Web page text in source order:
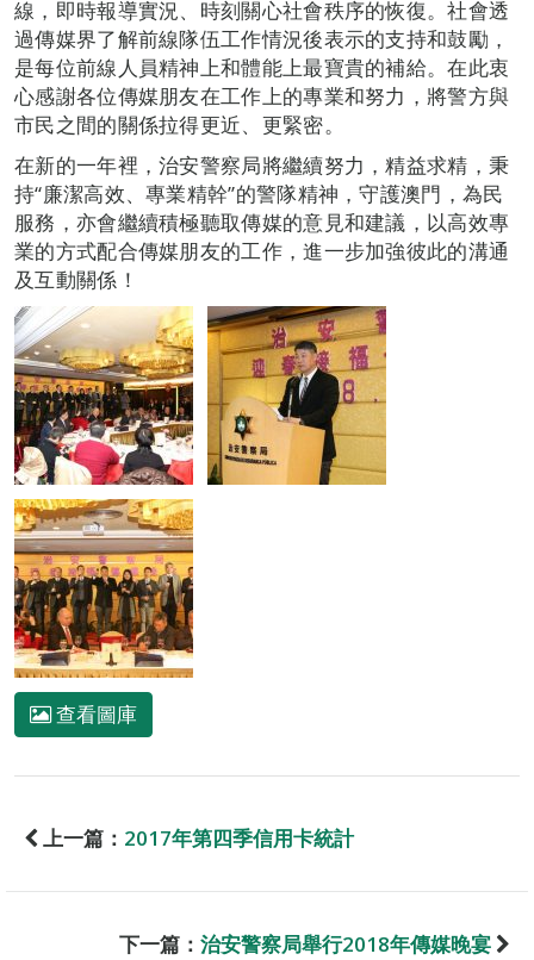
線，即時報導實況、時刻關心社會秩序的恢復。社會透
過傳媒界了解前線隊伍工作情況後表示的支持和鼓勵，
是每位前線人員精神上和體能上最寶貴的補給。在此衷
心感謝各位傳媒朋友在工作上的專業和努力，將警方與
市民之間的關係拉得更近、更緊密。
在新的一年裡，治安警察局將繼續努力，精益求精，秉
持“廉潔高效、專業精幹”的警隊精神，守護澳門，為民
服務，亦會繼續積極聽取傳媒的意見和建議，以高效專
業的方式配合傳媒朋友的工作，進一步加強彼此的溝通
及互動關係！
查看圖庫
上一篇： 2017年第四季信用卡統計
下一篇： 治安警察局舉行2018年傳媒晚宴